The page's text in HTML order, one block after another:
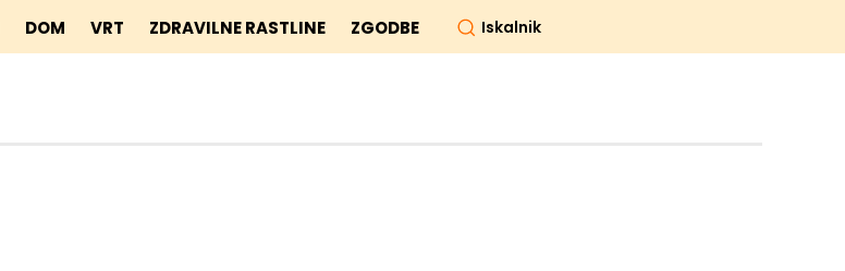
DOM VRT ZDRAVILNE RASTLINE ZGODBE Iskalnik